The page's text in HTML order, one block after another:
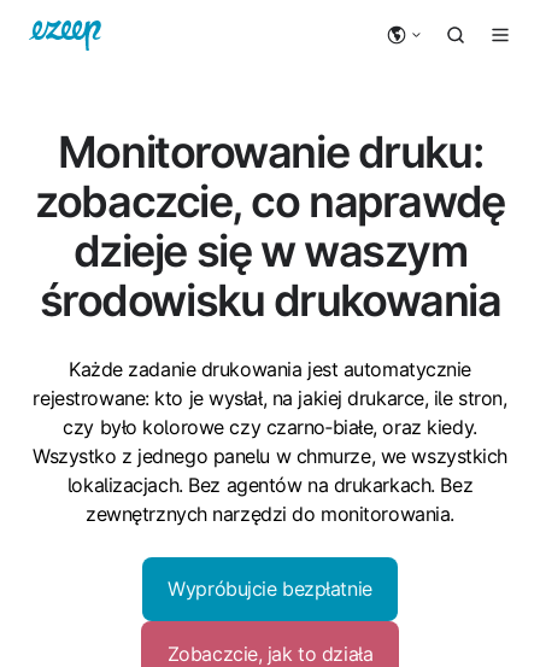
Monitorowanie druku:
zobaczcie, co naprawdę
dzieje się w waszym
środowisku drukowania
Każde zadanie drukowania jest automatycznie
rejestrowane: kto je wysłał, na jakiej drukarce, ile stron,
czy było kolorowe czy czarno‑białe, oraz kiedy.
Wszystko z jednego panelu w chmurze, we wszystkich
lokalizacjach. Bez agentów na drukarkach. Bez
zewnętrznych narzędzi do monitorowania.
Wypróbujcie bezpłatnie
Zobaczcie, jak to działa